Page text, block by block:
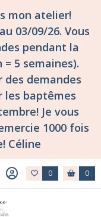
mon atelier!
03/09/26. Vous
pendant la
5 semaines).
des demandes
les baptêmes
Je vous
1000 fois
Céline
0 0